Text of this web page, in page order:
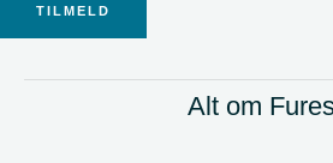
TILMELD
Alt om